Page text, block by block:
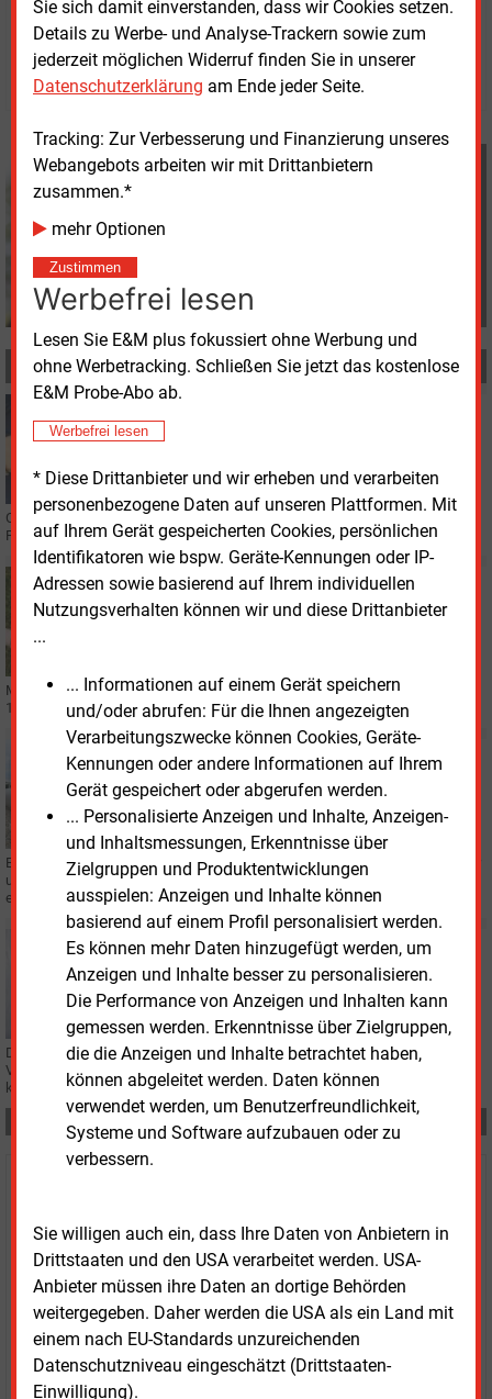
Sie sich damit einverstanden, dass wir Cookies setzen.
Details zu Werbe- und Analyse-Trackern sowie zum
jederzeit möglichen Widerruf finden Sie in unserer
Datenschutzerklärung am Ende jeder Seite.
Tracking: Zur Verbesserung und Finanzierung unseres
Webangebots arbeiten wir mit Drittanbietern
zusammen.*
mehr Optionen
Zustimmen
Werbefrei lesen
Lesen Sie E&M plus fokussiert ohne Werbung und
ohne Werbetracking. Schließen Sie jetzt das kostenlose
E&M Probe-Abo ab.
Werbefrei lesen
* Diese Drittanbieter und wir erheben und verarbeiten
personenbezogene Daten auf unseren Plattformen. Mit
auf Ihrem Gerät gespeicherten Cookies, persönlichen
Identifikatoren wie bspw. Geräte-Kennungen oder IP-
Adressen sowie basierend auf Ihrem individuellen
Nutzungsverhalten können wir und diese Drittanbieter
...
... Informationen auf einem Gerät speichern
und/oder abrufen: Für die Ihnen angezeigten
Verarbeitungszwecke können Cookies, Geräte-
Kennungen oder andere Informationen auf Ihrem
Gerät gespeichert oder abgerufen werden.
... Personalisierte Anzeigen und Inhalte, Anzeigen-
und Inhaltsmessungen, Erkenntnisse über
Zielgruppen und Produktentwicklungen
ausspielen: Anzeigen und Inhalte können
basierend auf einem Profil personalisiert werden.
Es können mehr Daten hinzugefügt werden, um
Anzeigen und Inhalte besser zu personalisieren.
Die Performance von Anzeigen und Inhalten kann
gemessen werden. Erkenntnisse über Zielgruppen,
die die Anzeigen und Inhalte betrachtet haben,
können abgeleitet werden. Daten können
verwendet werden, um Benutzerfreundlichkeit,
Systeme und Software aufzubauen oder zu
verbessern.
Sie willigen auch ein, dass Ihre Daten von Anbietern in
Drittstaaten und den USA verarbeitet werden. USA-
Anbieter müssen ihre Daten an dortige Behörden
weitergegeben. Daher werden die USA als ein Land mit
einem nach EU-Standards unzureichenden
Datenschutzniveau eingeschätzt (Drittstaaten-
Einwilligung).
Freitag, 8.12.2023, 13:36 Uhr
Davina Spohn
© 2026 Energie & Management GmbH
Davina Spohn
MEHR ZUM THEMA
PERSONALIE
Charlotte Roule, Geschäftsführerin des Speicherbetreibers Storengy, bleibt
Präsidentin des Verbands Gas Storage Europe.
Dienstag, 2.01.2024, 16:46
GASSPEICHER
Mit der Aufnahme USG-Blexen GmbH steigt die Zahl der Ines-Mitlieder auf
16. Das Unternehmen plant die Entwicklung eines Wasserstoffspeichers.
POLITIK
Gasbranche und Analyst gegen geplantes
Ausspeicherverbot
Experten begrüßen die Verlängerung der Füllstandsvorgaben für Gasspeicher
und der temporären Höherauslastung des Höchstspannungsnetzes. An
einem Punkt gibt es massive Kritik.
Donnerstag, 14.12.2023, 08:20
PERSONALIE
Stefan Stallinger: Von Oberösterreich nach
Niederösterreich
Der Technikvorstand der Energie AG Oberösterreich zieht 2024 in den
Vorstand des niederösterreichischen Energiekonzerns ein. Und um die
künftige Finanzvorständin gibt es Streit.
Mehrfachzugängen für Ihr Unternehmen?
Sprechen Sie uns an, wenn Sie Fragen zur Nutzung von
E&M-Inhalten oder den verschiedenen Abonnement-
Paketen haben.
Das E&M-Vertriebsteam freut sich unter Tel. 08152 / 93
11-77 oder untervertrieb@energie-und-management.de